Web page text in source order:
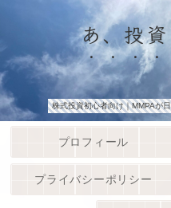
あ、投
株式投資初心者向け｜MMPAが
プロフィール
プライバシーポリシー